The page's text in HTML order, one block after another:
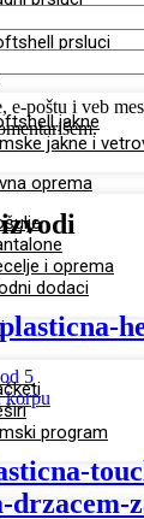
prsluci
jakne
jakne i
oprema
i oprema
dodaci
program
e-poštu i veb
od 5
korpu